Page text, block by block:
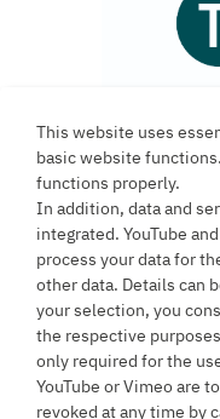
Ein Projekt an der
Alfred-Herrhausen-
This website uses
basic website
functions properly.
In addition, data and
integrated. YouTube
process your data for
other data. Details can
your selection, you
the respective
only required for the
YouTube or Vimeo are
revoked at any time by